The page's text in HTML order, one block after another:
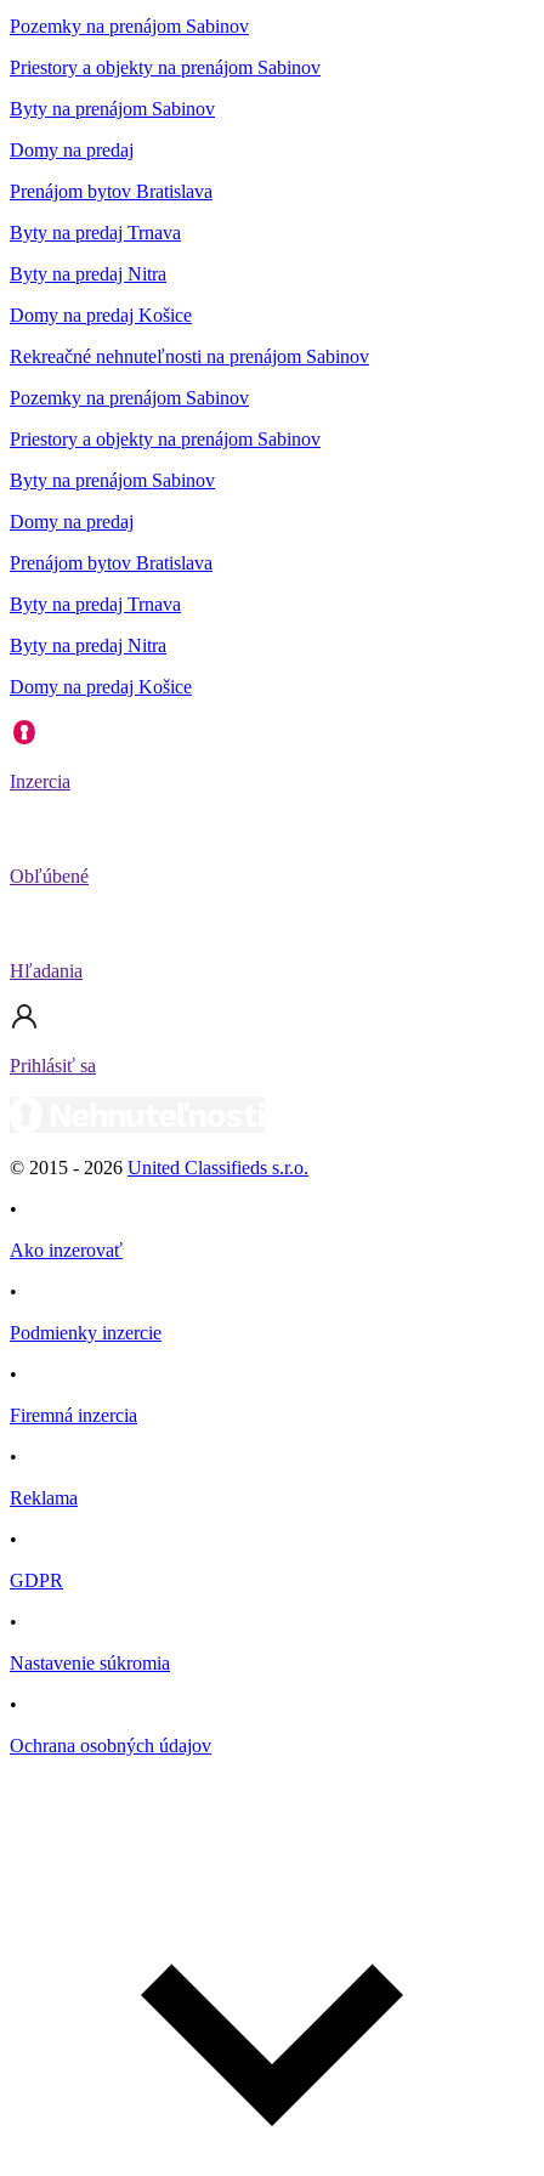
Pozemky na prenájom Sabinov
Priestory a objekty na prenájom Sabinov
Byty na prenájom Sabinov
Domy na predaj
Prenájom bytov Bratislava
Byty na predaj Trnava
Byty na predaj Nitra
Domy na predaj Košice
Rekreačné nehnuteľnosti na prenájom Sabinov
Pozemky na prenájom Sabinov
Priestory a objekty na prenájom Sabinov
Byty na prenájom Sabinov
Domy na predaj
Prenájom bytov Bratislava
Byty na predaj Trnava
Byty na predaj Nitra
Domy na predaj Košice
Inzercia
Obľúbené
Hľadania
Prihlásiť sa
© 2015 - 2026 United Classifieds s.r.o.
•
Ako inzerovať
•
Podmienky inzercie
•
Firemná inzercia
•
Reklama
•
GDPR
•
Nastavenie súkromia
•
Ochrana osobných údajov